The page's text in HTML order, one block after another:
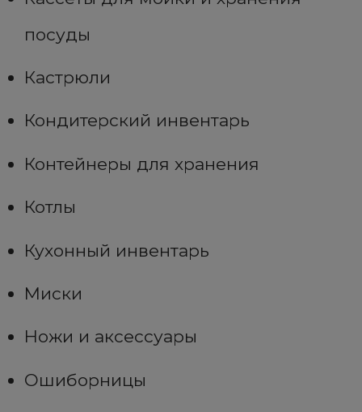
посуды
Кастрюли
Кондитерский инвентарь
Контейнеры для хранения
Котлы
Кухонный инвентарь
Миски
Ножи и аксессуары
Ошиборницы